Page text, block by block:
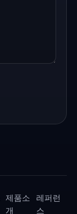
제품소
개
레퍼런
스